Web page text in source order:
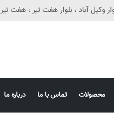
، بلوار هفت تیر ، هفت تیر 36 پ 16 واحد 8
محصولات تماس با ما درباره ما